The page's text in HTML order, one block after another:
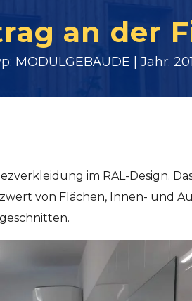
an der
MODULGEBÄUDE | Jahr:
im RAL-Design.
von Flächen, Innen- und